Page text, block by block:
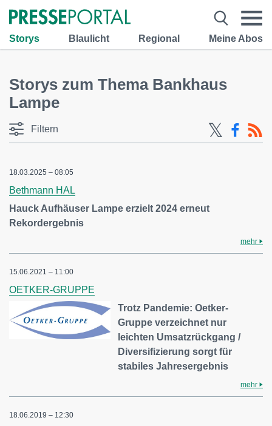
Storys Blaulicht Regional Meine Abos
Storys zum Thema Bankhaus
Lampe
Filtern
18.03.2025 – 08:05
Bethmann HAL
Hauck Aufhäuser Lampe erzielt 2024 erneut
Rekordergebnis
mehr
15.06.2021 – 11:00
OETKER-GRUPPE
Trotz Pandemie: Oetker-
Gruppe verzeichnet nur
leichten Umsatzrückgang /
Diversifizierung sorgt für
stabiles Jahresergebnis
mehr
18.06.2019 – 12:30